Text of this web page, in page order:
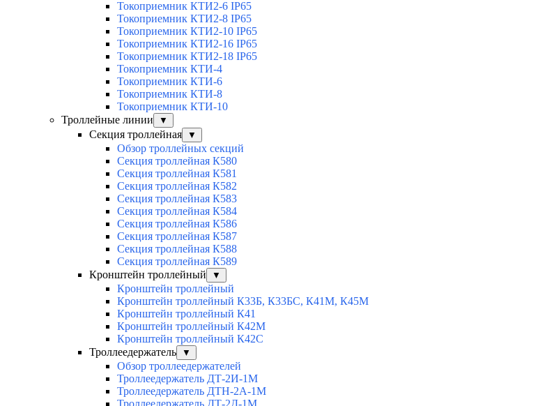
Токоприемник КТИ2-6 IP65
Токоприемник КТИ2-8 IP65
Токоприемник КТИ2-10 IP65
Токоприемник КТИ2-16 IP65
Токоприемник КТИ2-18 IP65
Токоприемник КТИ-4
Токоприемник КТИ-6
Токоприемник КТИ-8
Токоприемник КТИ-10
Троллейные линии
▼
Секция троллейная ▼
Обзор троллейных секций
Секция троллейная К580
Секция троллейная К581
Секция троллейная К582
Секция троллейная К583
Секция троллейная К584
Секция троллейная К586
Секция троллейная К587
Секция троллейная К588
Секция троллейная К589
Кронштейн троллейный
▼
Кронштейн троллейный
Кронштейн троллейный К33Б, К33БС, К41М, К45М
Кронштейн троллейный К41
Кронштейн троллейный К42М
Кронштейн троллейный К42С
Троллеедержатель
▼
Обзор троллеедержателей
Троллеедержатель ДТ-2И-1М
Троллеедержатель ДТН-2А-1М